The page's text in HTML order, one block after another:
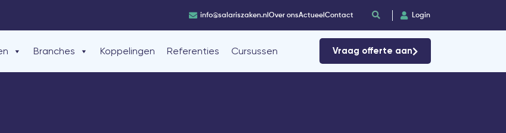
info@salariszaken.nlOver onsActueelContact Login
Branches Koppelingen Referenties Cursussen Vraag offerte aan